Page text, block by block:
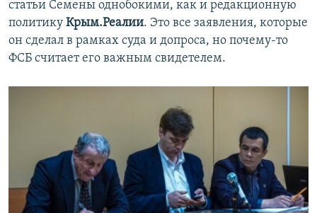
статьи Семены однобокими, как и редакционную
политику Крым.Реалии. Это все заявления, которые
он сделал в рамках суда и допроса, но почему-то
ФСБ считает его важным свидетелем.